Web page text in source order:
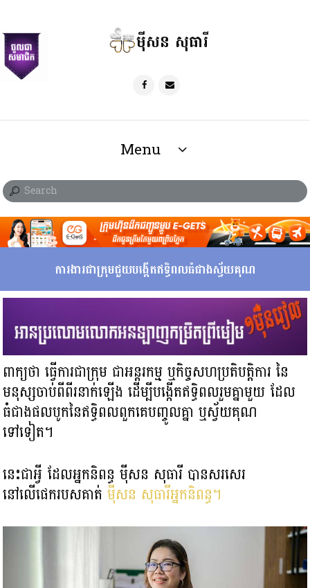
ម៉ីសន សុធារី
Menu
ការងារជាក្រុមជួយបង្កើតឥទ្ធិពលធំជាងស្វ័យគុណ
ពាក្យថា ធ្វើការជាក្រុម ជាអន្តរកម្ម ឬកិច្ចសហប្រតិបត្តិការ នៃ
មនុស្ស​ចាប់ពីពីរនាក់ឡើង ដើម្បីបង្កើតឥទ្ធិពលរួមគ្នាមួយ ដែល​
ធំជាងផលបូកនៃឥទ្ធិពលពួកគេបញ្ចូលគ្នា ឬស្វ័យគុណ
ទៅទៀត។
នេះជាអ្វី ដែលអ្នកនិពន្ធ ម៉ីសន សុធារី បានសរសេរ
នៅលើផេករបសគាត់ ម៉ីសន សុធារីអ្នកនិពន្ធ។